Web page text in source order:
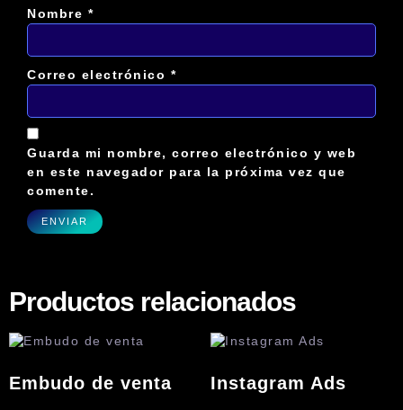
Nombre *
Correo electrónico *
Guarda mi nombre, correo electrónico y web
en este navegador para la próxima vez que
comente.
Productos relacionados
Embudo de venta Instagram Ads